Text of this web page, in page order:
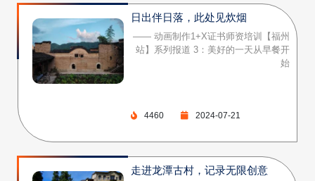
日出伴日落，此处见炊烟
—— 动画制作1+X证书师资培训【福州
站】系列报道 3：美好的一天从早餐开
始
4460 2024-07-21
走进龙潭古村，记录无限创意